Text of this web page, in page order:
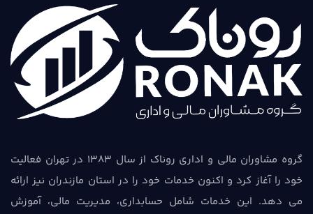
گروه مشاوران مالی و اداری روناک از سال 1383 در تهران فعالیت
خود را آغاز کرد و اکنون خدمات خود را در استان مازندران نیز ارائه
می دهد. این خدمات شامل حسابداری، مدیریت مالی، آموزش